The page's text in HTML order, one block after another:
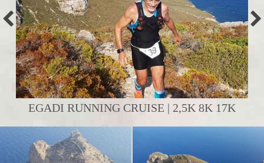
EGADI RUNNING CRUISE | 2,5K 8K 17K